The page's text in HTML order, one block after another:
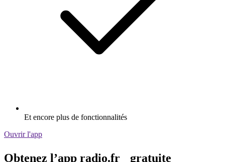
Et encore plus de fonctionnalités
Ouvrir l'app
Obtenez l’app radio.fr gratuite